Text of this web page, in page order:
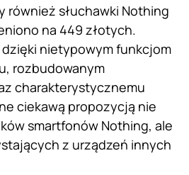
również słuchawki Nothing
na 449 złotych.
nietypowym funkcjom
rozbudowanym
charakterystycznemu
ciekawą propozycją nie
smartfonów Nothing, ale
z urządzeń innych